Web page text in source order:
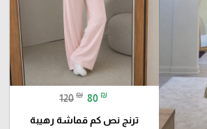
120 ₪ 80 ₪
ترنج نص كم قماشة رهيبة